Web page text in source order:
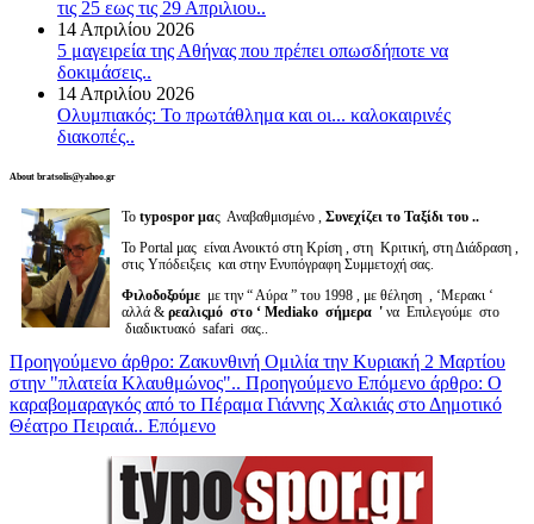
τις 25 εως τις 29 Απριλιου..
14 Απριλίου 2026
5 μαγειρεία της Αθήνας που πρέπει οπωσδήποτε να
δοκιμάσεις..
14 Απριλίου 2026
Ολυμπιακός: Το πρωτάθλημα και οι... καλοκαιρινές
διακοπές..
About bratsolis@yahoo.gr
Το typospor μας Αναβαθμισμένο , Συνεχίζει το Ταξίδι του ..
Το Portal μας είναι Ανοικτό στη Κρίση , στη Κριτική, στη Διάδραση ,
στις Υπόδειξεις και στην Ενυπόγραφη Συμμετοχή σας.
Φιλοδοξούμε με την “ Αύρα ” του 1998 , με θέληση , ‘Μερακι ‘
αλλά & ρεαλιςμό στο ‘ Mediako σήμερα ' να Επιλεγούμε στο
διαδικτυακό safari σας..
Προηγούμενο άρθρο: Ζακυνθινή Ομιλία την Κυριακή 2 Μαρτίου
στην "πλατεία Κλαυθμώνος".. Προηγούμενο Επόμενο άρθρο: Ο
καραβομαραγκός από το Πέραμα Γιάννης Χαλκιάς στο Δημοτικό
Θέατρο Πειραιά.. Επόμενο